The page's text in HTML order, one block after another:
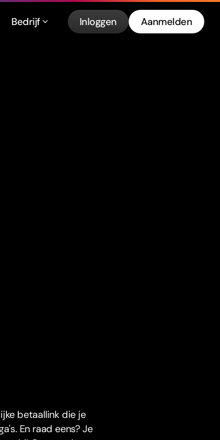
Bedrijf Inloggen Aanmelden
betaallink die je
En raad eens? Je